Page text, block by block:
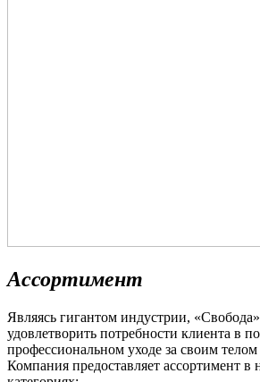
Ассортимент
Являясь гигантом индустрии,
удовлетворить потребности клиента в
профессиональном уходе за своим
Компания предоставляет ассортимент в